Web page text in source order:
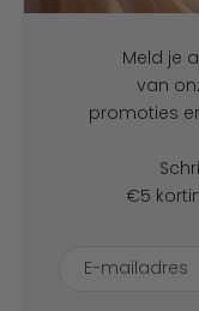
Meld je
van
promoties
€5